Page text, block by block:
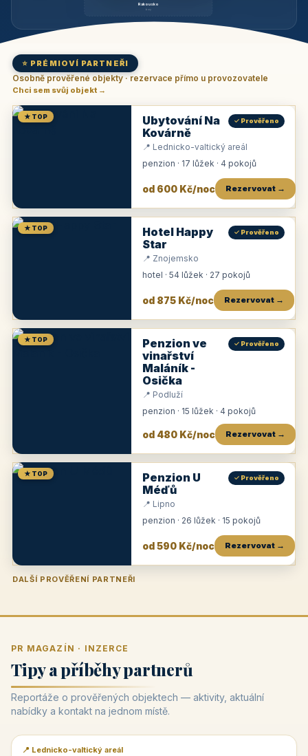
Rakousko
brzy
⭐ PRÉMIOVÍ PARTNEŘI
Osobně prověřené objekty · rezervace přímo u provozovatele
Chci sem svůj objekt →
★ TOP
Ubytování Na
Kovárně
✓ Prověřeno
📍 Lednicko-valtický areál
penzion · 17 lůžek · 4 pokojů
od 600 Kč/noc Rezervovat →
★ TOP
Hotel Happy
Star
✓ Prověřeno
📍 Znojemsko
hotel · 54 lůžek · 27 pokojů
od 875 Kč/noc Rezervovat →
★ TOP
Penzion ve
vinařství
Maláník -
Osička
✓ Prověřeno
📍 Podluží
penzion · 15 lůžek · 4 pokojů
od 480 Kč/noc Rezervovat →
★ TOP
Penzion U
Méďů
✓ Prověřeno
📍 Lipno
penzion · 26 lůžek · 15 pokojů
od 590 Kč/noc Rezervovat →
DALŠÍ PROVĚŘENÍ PARTNEŘI
Penzion U Zámku Pension Faber
PR MAGAZÍN · INZERCE
Tipy a příběhy partnerů
Reportáže o prověřených objektech — aktivity, aktuální
nabídky a kontakt na jednom místě.
📰 PR článek
📍 Lednicko-valtický areál